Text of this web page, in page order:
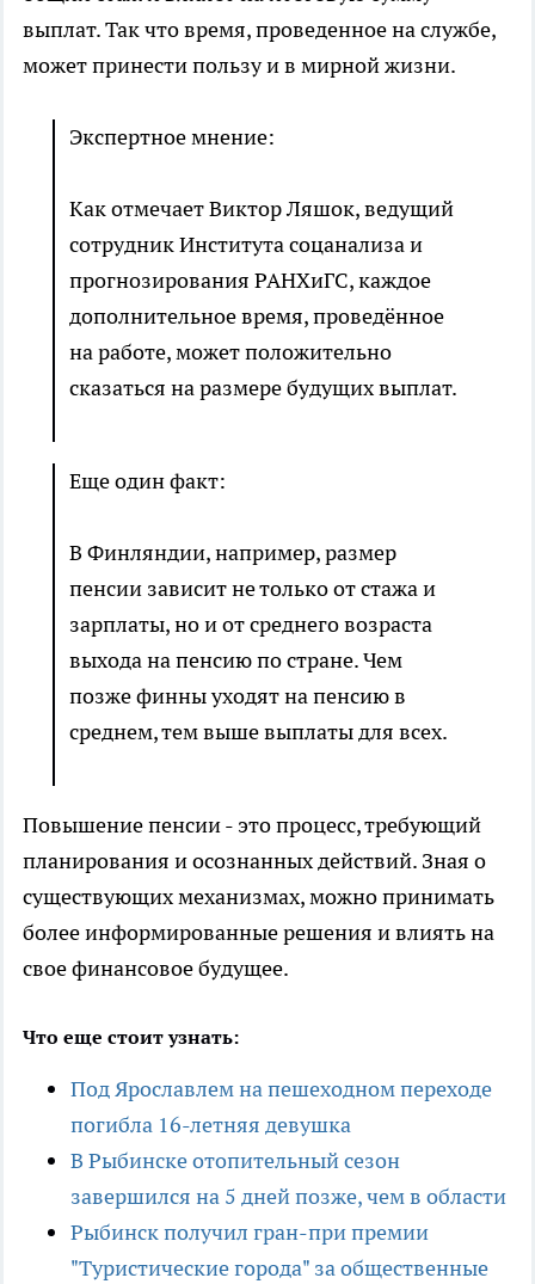
выплат. Так что время, проведенное на службе,
может принести пользу и в мирной жизни.
Экспертное мнение:
Как отмечает Виктор Ляшок, ведущий
сотрудник Института соцанализа и
прогнозирования РАНХиГС, каждое
дополнительное время, проведённое
на работе, может положительно
сказаться на размере будущих выплат.
Еще один факт:
В Финляндии, например, размер
пенсии зависит не только от стажа и
зарплаты, но и от среднего возраста
выхода на пенсию по стране. Чем
позже финны уходят на пенсию в
среднем, тем выше выплаты для всех.
Повышение пенсии - это процесс, требующий
планирования и осознанных действий. Зная о
существующих механизмах, можно принимать
более информированные решения и влиять на
свое финансовое будущее.
Что еще стоит узнать:
Под Ярославлем на пешеходном переходе
погибла 16-летняя девушка
В Рыбинске отопительный сезон
завершился на 5 дней позже, чем в области
Рыбинск получил гран-при премии
"Туристические города" за общественные